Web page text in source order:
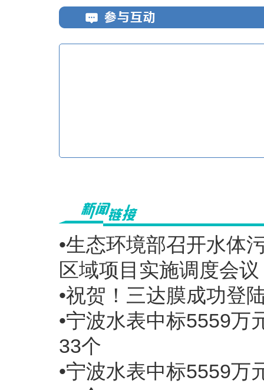
•生态环境部召开水体
区域项目实施调度会议
•祝贺！三达膜成功登
•宁波水表中标5559万
33个
•宁波水表中标5559万